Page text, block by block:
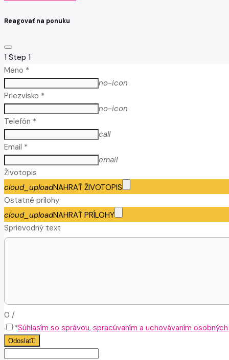
Reagovať na ponuku
1 Step 1
Meno *
no-icon
Priezvisko *
no-icon
Telefón *
call
Email *
email
Životopis
cloud_uploadNAHRAŤ ŽIVOTOPIS
Ostatné prílohy
cloud_uploadNAHRAŤ PRÍLOHY
Sprievodný text
0 /
*Súhlasím so správou, spracúvaním a uchovávaním
Odoslať